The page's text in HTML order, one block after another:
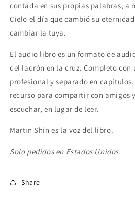
contada en sus propias palabras, a
Cielo el día que cambió su
cambiar la tuya.
El audio libro es un formato de
del ladrón en la cruz. Completo con
profesional y separado en
recurso para compartir con amigos
escuchar, en lugar de leer.
Martin Shin es la voz del libro.
Solo pedidos en Estados Unidos.
Share